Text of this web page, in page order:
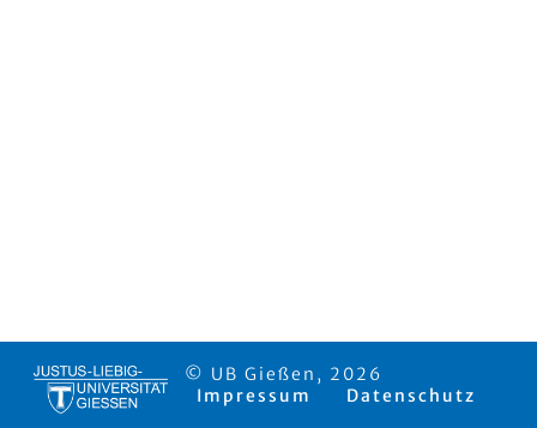
© UB Gießen, 2026
Impressum
Datenschutz